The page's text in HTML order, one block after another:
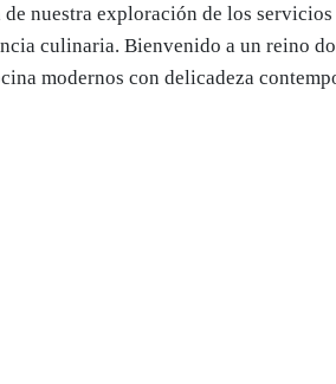
nuestra exploración de los
culinaria. Bienvenido a un reino
modernos con delicadeza